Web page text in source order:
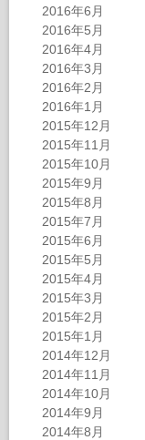
2016年6月
2016年5月
2016年4月
2016年3月
2016年2月
2016年1月
2015年12月
2015年11月
2015年10月
2015年9月
2015年8月
2015年7月
2015年6月
2015年5月
2015年4月
2015年3月
2015年2月
2015年1月
2014年12月
2014年11月
2014年10月
2014年9月
2014年8月